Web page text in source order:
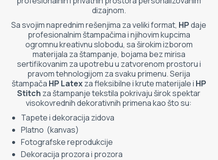
ALATI - DODATNA OPREMA
POMOĆNA OPREMA
PO NARUDŽBINI
POLOVNA OPREMA
ETIKETE
TEHNIČKI CRTEŽI
dizajnom.
Sa svojim naprednim rešenjima za veliki format, HPdaje
profesionalnim štampačima i njihovim kupcima
ogromnu kreativnu slobodu, sa širokim izborom
materijala za štampanje, bojama bez mirisa
sertifikovanim za upotrebu u zatvorenom prostoru i
pravom tehnologijom za svaku primenu. Serija
štampača HP Latexza fleksibilne i krute materijale i HP
Stitch za štampanje tekstila pokrivaju širok spektar
visokovrednih dekorativnih primena kao što su:
Tapete i dekoracija zidova
Platno (kanvas)
Fotografske reprodukcije
Dekoracija prozora i prozora